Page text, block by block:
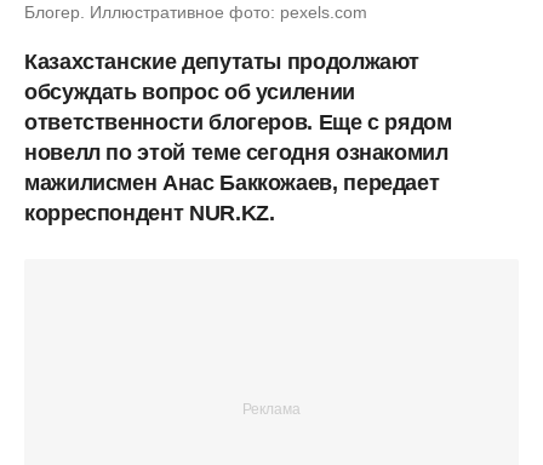
Блогер. Иллюстративное фото: pexels.com
Казахстанские депутаты продолжают
обсуждать вопрос об усилении
ответственности блогеров. Еще с рядом
новелл по этой теме сегодня ознакомил
мажилисмен Анас Баккожаев, передает
корреспондент NUR.KZ.